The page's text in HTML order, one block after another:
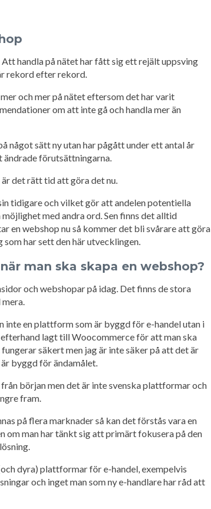
Att handla på nätet har fått sig ett rejält uppsving
rekord efter rekord.
och mer på nätet eftersom det har varit
om att inte gå och handla mer än
något sätt ny utan har pågått under ett antal år
ändrade förutsättningarna.
är det rätt tid att göra det nu.
tidigare och vilket gör att andelen potentiella
med andra ord. Sen finns det alltid
en webshop nu så kommer det bli svårare att göra
har sett den här utvecklingen.
man ska skapa en webshop?
och webshopar på idag. Det finns de stora
inte en plattform som är byggd för e-handel utan i
lagt till Woocommerce för att man ska
säkert men jag är inte säker på att det är
byggd för ändamålet.
början men det är inte svenska plattformar och
fram.
på flera marknader så kan det förstås vara en
om man har tänkt sig att primärt fokusera på den
dyra) plattformar för e-handel, exempelvis
och inget man som ny e-handlare har råd att